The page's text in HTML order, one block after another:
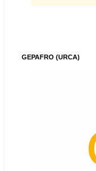
GEPAFRO (URCA)